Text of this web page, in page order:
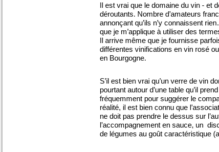
Il est vrai que le domaine du vin - et
déroutants. Nombre d’amateurs
annonçant qu’ils n’y connaissent
que je m’applique à utiliser des
Il arrive même que je fournisse
différentes vinifications en vin rosé
en Bourgogne.
S’il est bien vrai qu’un verre de vin
pourtant autour d’une table qu’il
fréquemment pour suggérer le
réalité, il est bien connu que
ne doit pas prendre le dessus sur
l’accompagnement en sauce, un
de légumes au goût caractéristique